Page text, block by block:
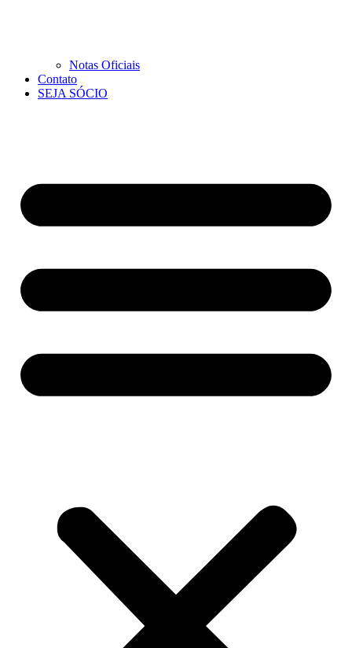
Notas Oficiais
Contato
SEJA SÓCIO